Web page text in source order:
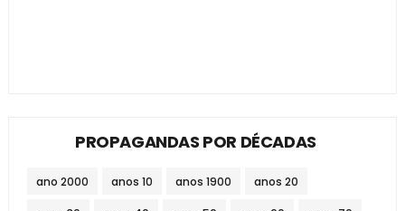
PROPAGANDAS POR DÉCADAS
ano 2000 anos 10 anos 1900 anos 20